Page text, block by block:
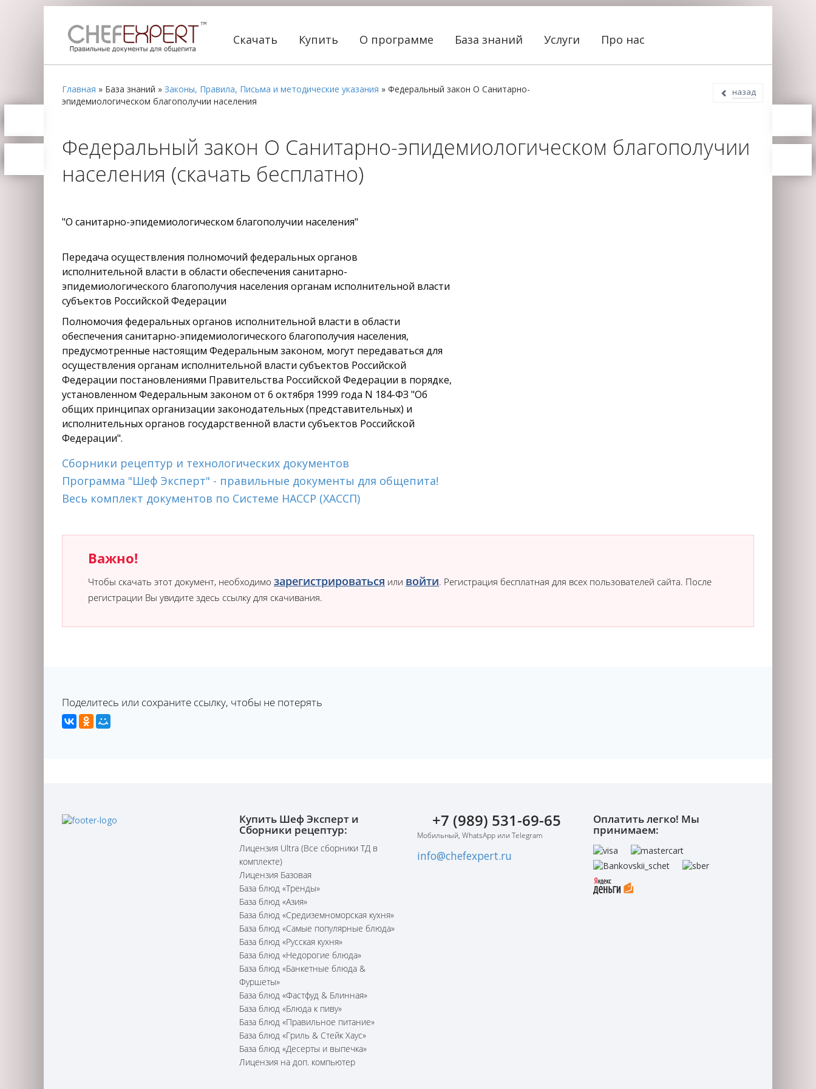
Скачать Купить О программе База знаний Услуги Про нас
Главная » База знаний » Законы, Правила, Письма и методические указания » Федеральный закон О Санитарно-
эпидемиологическом благополучии населения
назад
Федеральный закон О Санитарно-эпидемиологическом благополучии
населения (скачать бесплатно)
"О санитарно-эпидемиологическом благополучии населения"
Передача осуществления полномочий федеральных органов
исполнительной власти в области обеспечения санитарно-
эпидемиологического благополучия населения органам исполнительной власти
субъектов Российской Федерации
Полномочия федеральных органов исполнительной власти в области
обеспечения санитарно-эпидемиологического благополучия населения,
предусмотренные настоящим Федеральным законом, могут передаваться для
осуществления органам исполнительной власти субъектов Российской
Федерации постановлениями Правительства Российской Федерации в порядке,
установленном Федеральным законом от 6 октября 1999 года N 184-ФЗ "Об
общих принципах организации законодательных (представительных) и
исполнительных органов государственной власти субъектов Российской
Федерации".
Сборники рецептур и технологических документов
Программа "Шеф Эксперт" - правильные документы для общепита!
Весь комплект документов по Системе HACCP (ХАССП)
Важно!
Чтобы скачать этот документ, необходимо зарегистрироваться или войти. Регистрация бесплатная для всех пользователей сайта. После
регистрации Вы увидите здесь ссылку для скачивания.
Поделитесь или сохраните ссылку, чтобы не потерять
Купить Шеф Эксперт и
Сборники рецептур:
Лицензия Ultra (Все сборники ТД в
комплекте)
Лицензия Базовая
База блюд «Тренды»
База блюд «Азия»
База блюд «Средиземноморская кухня»
База блюд «Самые популярные блюда»
База блюд «Русская кухня»
База блюд «Недорогие блюда»
База блюд «Банкетные блюда &
Фуршеты»
База блюд «Фастфуд & Блинная»
База блюд «Блюда к пиву»
База блюд «Правильное питание»
База блюд «Гриль & Стейк Хаус»
База блюд «Десерты и выпечка»
Лицензия на доп. компьютер
+7 (989) 531-69-65
Мобильный, WhatsApp или Telegram
info@chefexpert.ru
Оплатить легко! Мы
принимаем: